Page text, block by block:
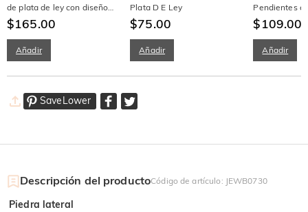
de plata de ley con diseño
de dos tonos
$165.00
Añadir
Plata D E Ley
$75.00
Añadir
Pendientes
Celestial
$109.00
Añadir
SaveLower
Descripción del productoCódigo de artículo : JEWB0730
Piedra lateral